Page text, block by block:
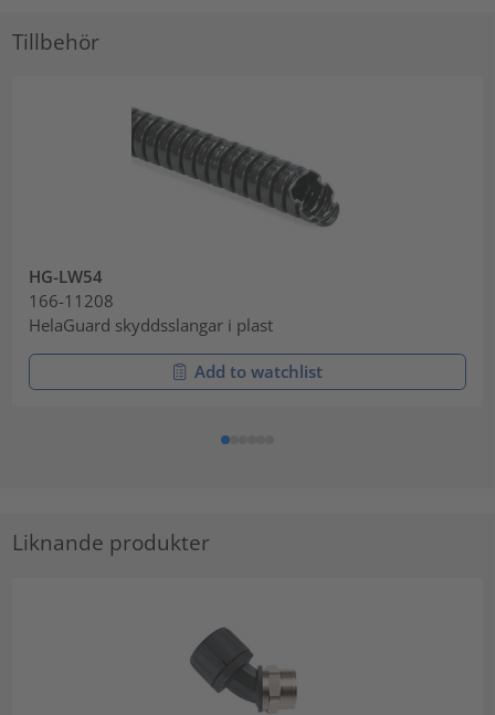
Tillbehör
HG-LW54
166-11208
HelaGuard skyddsslangar i plast
Add to watchlist
Liknande produkter